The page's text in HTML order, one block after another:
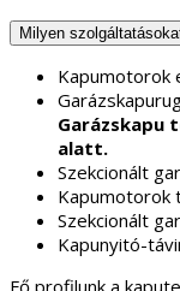
Milyen
Kapumotorok
Garázskapu
alatt.
Szekcionált
Kapumotorok
Szekcionált
Kapunyitó-